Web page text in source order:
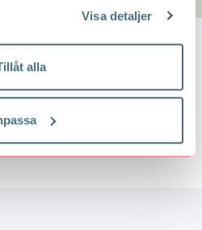
Visa detaljer
alla
över något?
.